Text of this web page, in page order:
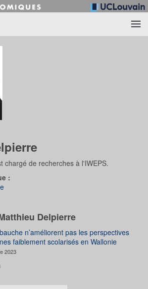
principal
chargé de recherches à l'IWEPS.
:
Delpierre
n’améliorent pas les perspectives
faiblement scolarisés en Wallonie
2023